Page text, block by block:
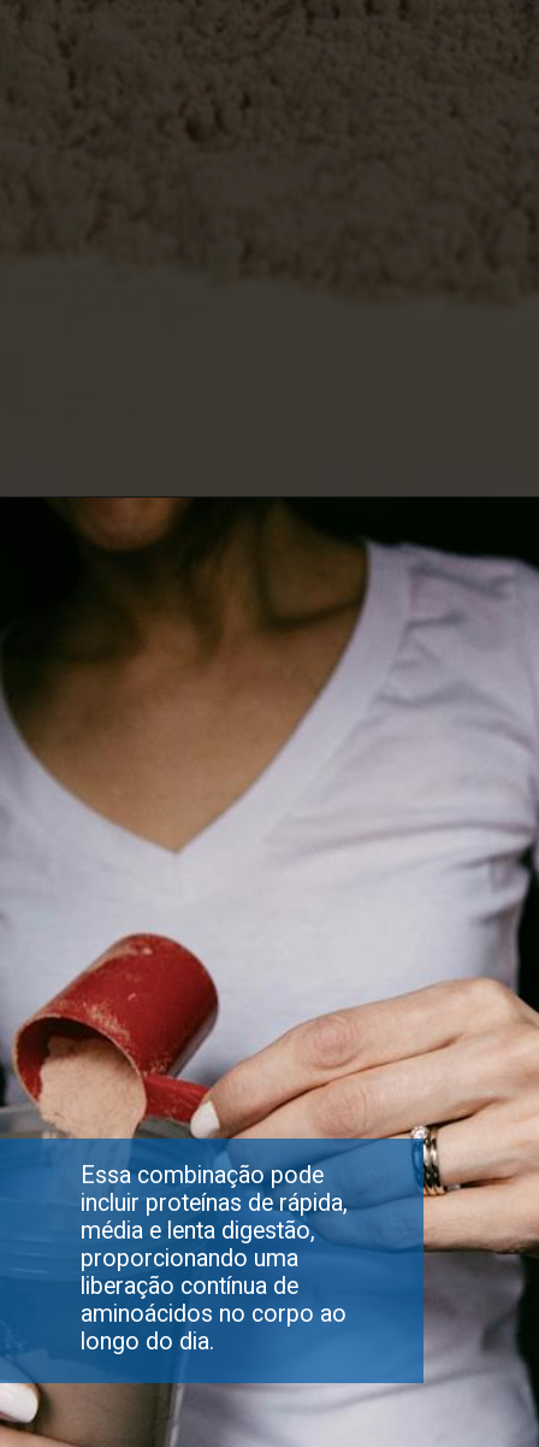
Essa combinação pode
incluir proteínas de rápida,
média e lenta digestão,
proporcionando uma
liberação contínua de
aminoácidos no corpo ao
longo do dia.